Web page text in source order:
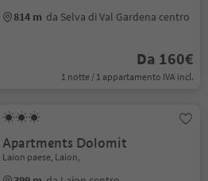
814 m da Selva di Val Gardena centro
Da 160€
1 notte / 1 appartamento IVA incl.
Apartments Dolomit
Laion paese, Laion,